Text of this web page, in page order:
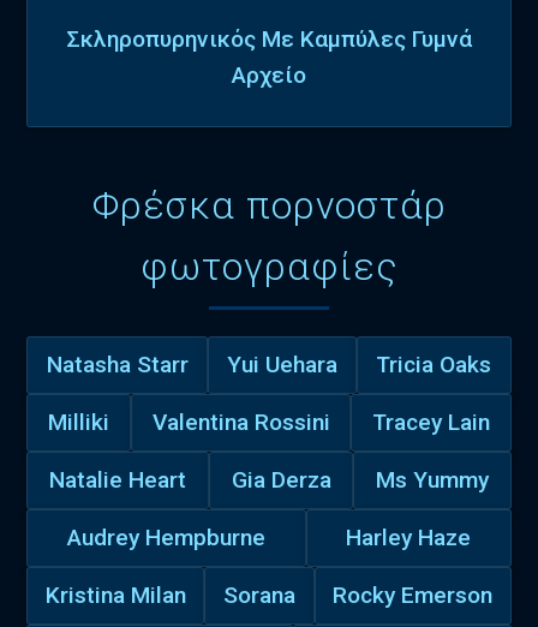
Σκληροπυρηνικός Με Καμπύλες Γυμνά
Αρχείο
Φρέσκα πορνοστάρ
φωτογραφίες
Natasha Starr Yui Uehara Tricia Oaks
Milliki Valentina Rossini Tracey Lain
Natalie Heart Gia Derza Ms Yummy
Audrey Hempburne Harley Haze
Kristina Milan Sorana Rocky Emerson